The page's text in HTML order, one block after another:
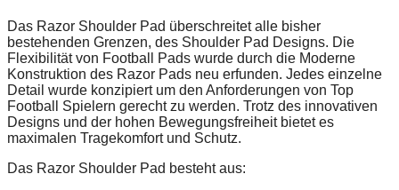
Das Razor Shoulder Pad überschreitet alle bisher
bestehenden Grenzen, des Shoulder Pad Designs. Die
Flexibilität von Football Pads wurde durch die Moderne
Konstruktion des Razor Pads neu erfunden. Jedes einzelne
Detail wurde konzipiert um den Anforderungen von Top
Football Spielern gerecht zu werden. Trotz des innovativen
Designs und der hohen Bewegungsfreiheit bietet es
maximalen Tragekomfort und Schutz.
Das Razor Shoulder Pad besteht aus: